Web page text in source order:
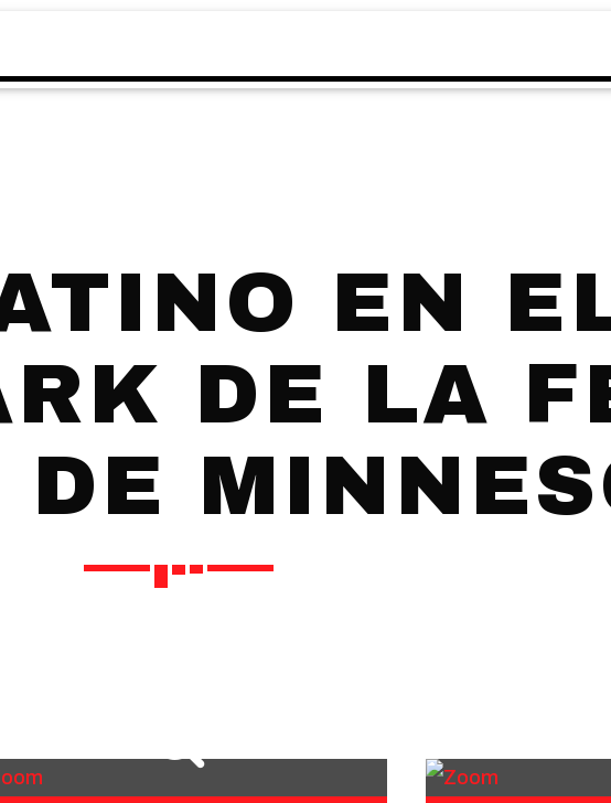
EN
DE LA
DE